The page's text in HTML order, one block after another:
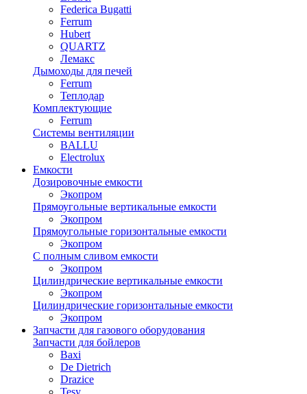
Federica Bugatti
Ferrum
Hubert
QUARTZ
Лемакс
Дымоходы для печей
Ferrum
Теплодар
Комплектующие
Ferrum
Системы вентиляции
BALLU
Electrolux
Емкости
Дозировочные емкости
Экопром
Прямоугольные вертикальные емкости
Экопром
Прямоугольные горизонтальные емкости
Экопром
С полным сливом емкости
Экопром
Цилиндрические вертикальные емкости
Экопром
Цилиндрические горизонтальные емкости
Экопром
Запчасти для газового оборудования
Запчасти для бойлеров
Baxi
De Dietrich
Drazice
Tesy